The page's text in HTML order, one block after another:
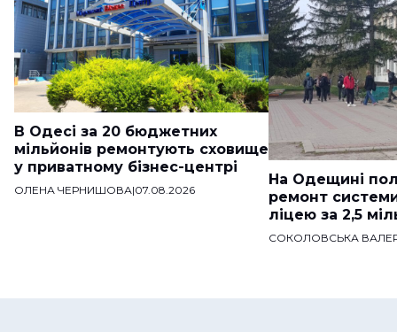
В Одесі за 20 бюджетних
мільйонів ремонтують сховище
у приватному бізнес-центрі
ОЛЕНА ЧЕРНИШОВА|07.08.2026
На Одещині
ремонт
ліцею за 2,5
СОКОЛОВСЬКА